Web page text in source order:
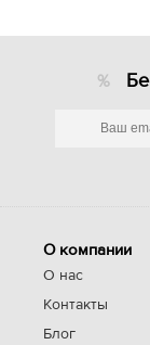
О компании
О нас
Контакты
Блог